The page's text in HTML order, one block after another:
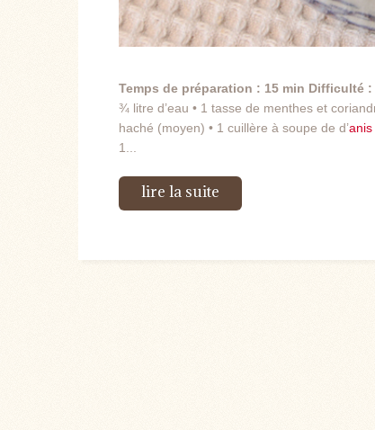
Temps de préparation : 15 min Difficulté :
¾ litre d’eau • 1 tasse de menthes et
haché (moyen) • 1 cuillère à soupe de d’anis
1...
lire la suite